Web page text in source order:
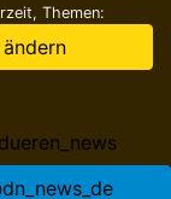
Themen: